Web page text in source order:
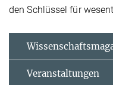
den Schlüssel für
Veranstaltungen